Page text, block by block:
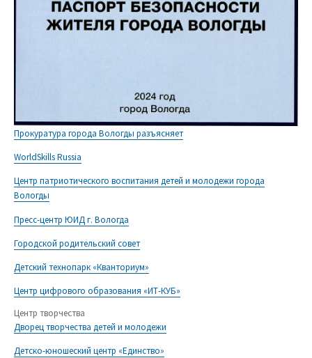
Прокуратура города Вологды разъясняет
WorldSkills Russia
Центр патриотического воспитания детей и молодежи города
Вологды
Пресс-центр ЮИД г. Вологда
Городской родительский совет
Детский технопарк «Кванториум»
Центр цифрового образования «ИТ-КУБ»
Центр творчества
Дворец творчества детей и молодежи
Детско-юношеский центр «Единство»